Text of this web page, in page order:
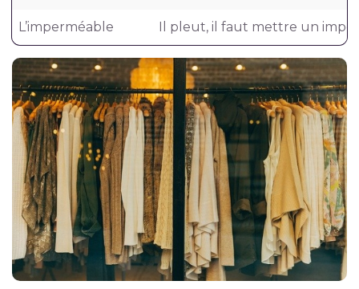
L’imperméable Il pleut, il faut mettre un